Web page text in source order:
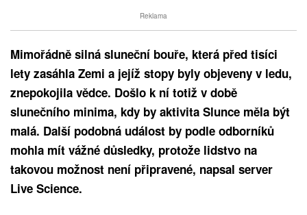
Reklama
Mimořádně silná sluneční bouře, která před tisíci
lety zasáhla Zemi a jejíž stopy byly objeveny v ledu,
znepokojila vědce. Došlo k ní totiž v době
slunečního minima, kdy by aktivita Slunce měla být
malá. Další podobná událost by podle odborníků
mohla mít vážné důsledky, protože lidstvo na
takovou možnost není připravené, napsal server
Live Science.